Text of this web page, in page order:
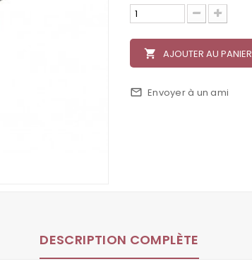
local_grocery_store AJOUTER AU PANIER
mail_outline Envoyer à un ami
DESCRIPTION COMPLÈTE